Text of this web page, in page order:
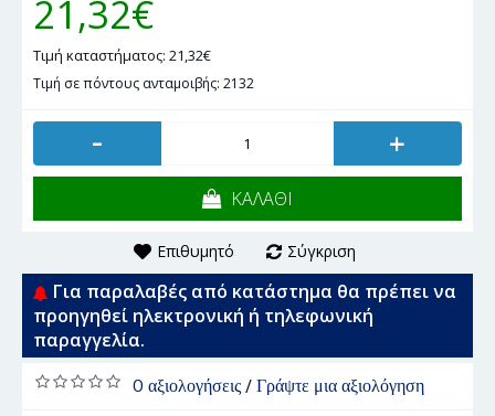
21,32€
Τιμή καταστήματος: 21,32€
Τιμή σε πόντους ανταμοιβής: 2132
- +
ΚΑΛΑΘΙ
Επιθυμητό Σύγκριση
Για παραλαβές από κατάστημα θα πρέπει να
προηγηθεί ηλεκτρονική ή τηλεφωνική
παραγγελία.
0 αξιολογήσεις/ Γράψτε μια αξιολόγηση